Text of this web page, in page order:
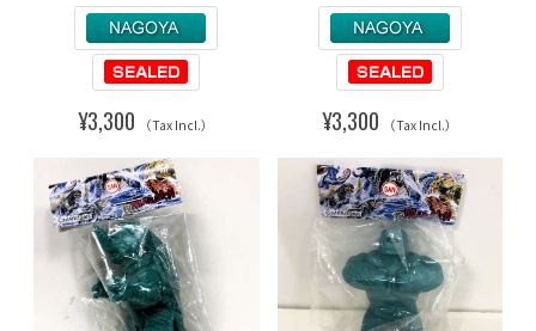
¥3,300 （Tax Incl.） ¥3,300 （Tax Incl.）